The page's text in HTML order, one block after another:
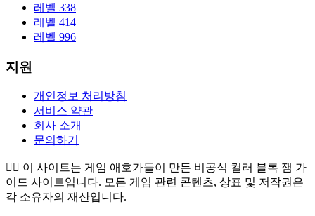
레벨 338
레벨 414
레벨 996
지원
개인정보 처리방침
서비스 약관
회사 소개
문의하기
👉🏻 이 사이트는 게임 애호가들이 만든 비공식 컬러 블록 잼 가
이드 사이트입니다. 모든 게임 관련 콘텐츠, 상표 및 저작권은
각 소유자의 재산입니다.